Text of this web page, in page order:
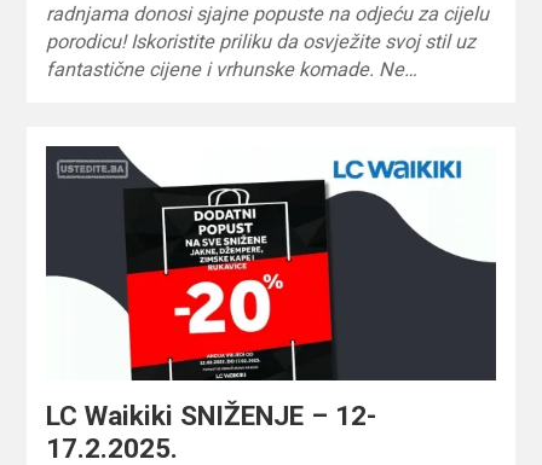
radnjama donosi sjajne popuste na odjeću za cijelu
porodicu! Iskoristite priliku da osvježite svoj stil uz
fantastične cijene i vrhunske komade. Ne…
LC Waikiki SNIŽENJE – 12-
17.2.2025.